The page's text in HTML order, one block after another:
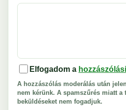
Elfogadom a
A hozzászólás moderálás után
nem kérünk. A spamszűrés miatt
beküldéseket nem fogadjuk.